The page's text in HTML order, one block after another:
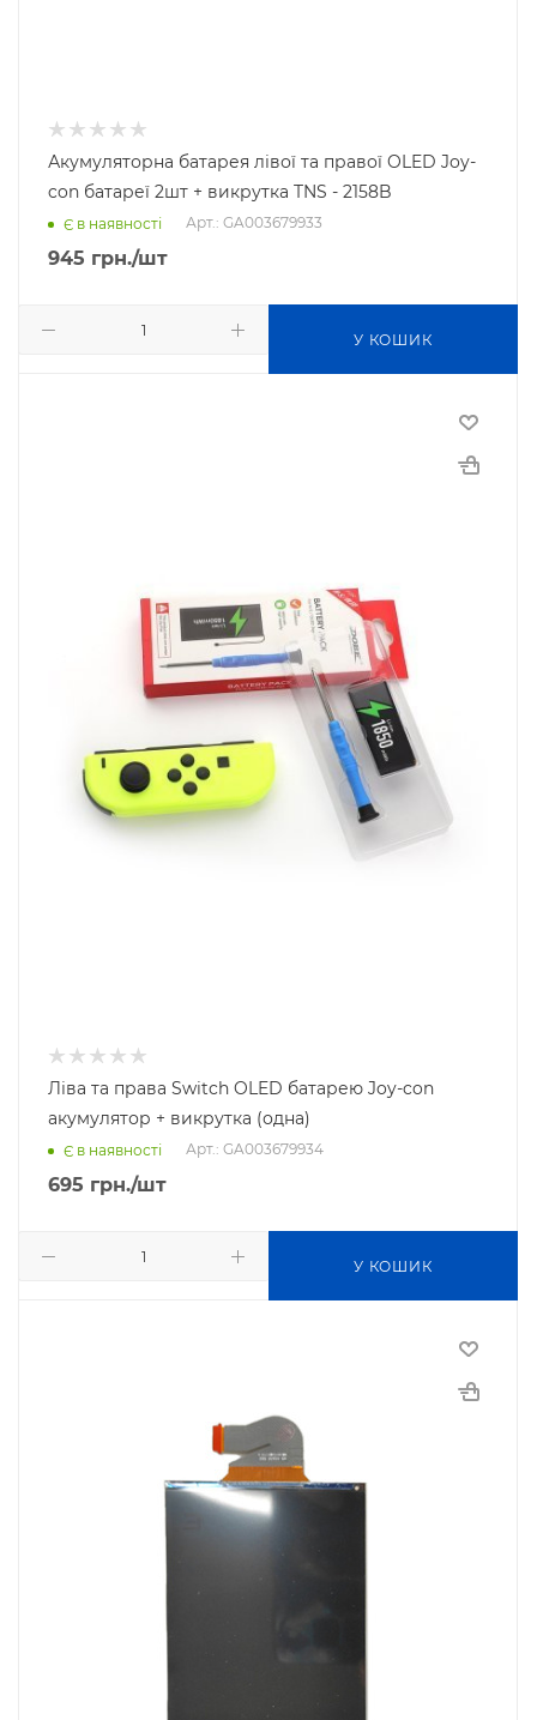
Акумуляторна батарея лівої та правої OLED Joy-
con батареї 2шт + викрутка TNS - 2158B
Є в наявності Арт.: GA003679933
945 грн./шт
У КОШИК
Ліва та права Switch OLED батарею Joy-con
акумулятор + викрутка (одна)
Є в наявності Арт.: GA003679934
695 грн./шт
У КОШИК